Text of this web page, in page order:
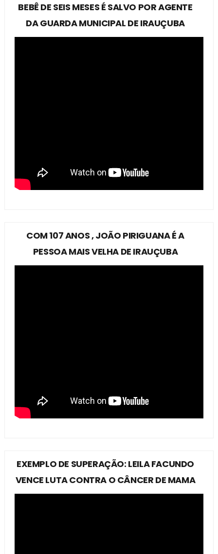
BEBÊ DE SEIS MESES É SALVO POR AGENTE
DA GUARDA MUNICIPAL DE IRAUÇUBA
COM 107 ANOS , JOÃO PIRIGUANA É A
PESSOA MAIS VELHA DE IRAUÇUBA
EXEMPLO DE SUPERAÇÃO: LEILA FACUNDO
VENCE LUTA CONTRA O CÂNCER DE MAMA